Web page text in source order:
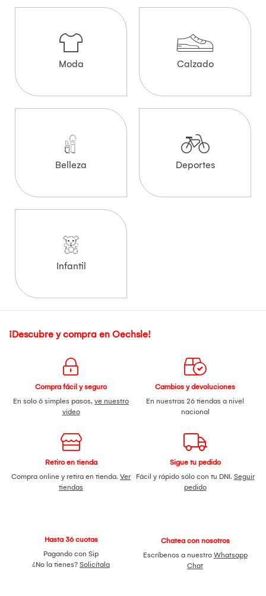
Moda Calzado
Belleza Deportes
Infantil
¡Descubre y compra en Oechsle!
Compra fácil y seguro
En solo 6 simples pasos, ve nuestro
video
Cambios y devoluciones
En nuestras 26 tiendas a nivel
nacional
Retiro en tienda
Compra online y retira en tienda. Ver
tiendas
Sigue tu pedido
Fácil y rápido sólo con tu DNI. Seguir
pedido
Hasta 36 cuotas
Pagando con Sip
¿No la tienes? Solicítala
Chatea con nosotros
Escríbenos a nuestro Whatsapp
Chat